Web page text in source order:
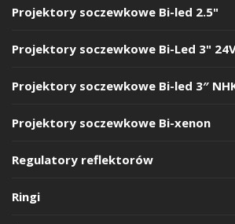
Projektory soczewkowe Bi-led 2.5"
Projektory soczewkowe Bi-Led 3"
Projektory soczewkowe Bi-led 3″
Projektory soczewkowe Bi-xenon
Regulatory reflektorów
Ringi